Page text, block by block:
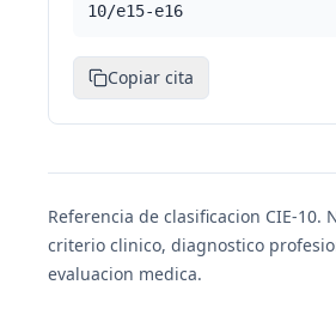
10/e15-e16
Copiar cita
Referencia de clasificacion CIE-10.
criterio clinico, diagnostico
evaluacion medica.